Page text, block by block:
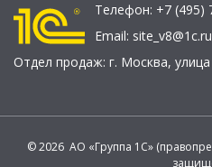
Телефон: +7 (495)
Email: site_v8@1c.ru
Отдел продаж: г. Москва,
© 2026 АО «Группа 1С»